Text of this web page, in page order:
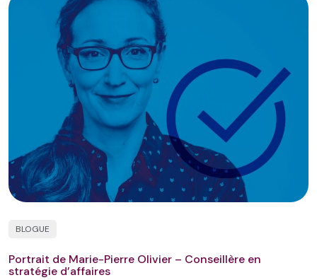
BLOGUE
Portrait de Marie-Pierre Olivier – Conseillère en
stratégie d’affaires